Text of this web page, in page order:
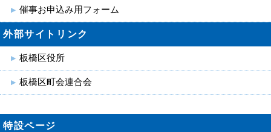
催事お申込み用フォーム
外部サイトリンク
板橋区役所
板橋区町会連合会
特設ページ